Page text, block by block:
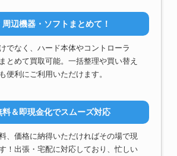
辺機器・ソフトまとめて！
でなく、ハード本体やコントローラ
とめて買取可能。一括整理や買い替え
便利にご利用いただけます。
料＆即現金化でスムーズ対応
、価格に納得いただければその場で現
！出張・宅配に対応しており、忙しい